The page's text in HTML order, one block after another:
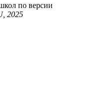
по версии
2025